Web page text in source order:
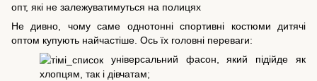
опт, які не залежуватимуться на полицях
Не дивно, чому саме однотонні спортивні костюми дитячі
оптом купують найчастіше. Ось їх головні переваги:
універсальний фасон, який підійде як
хлопцям, так і дівчатам;